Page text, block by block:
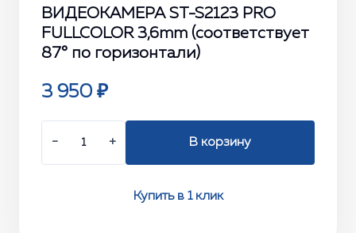
ВИДЕОКАМЕРА ST-S2123 PRO
FULLCOLOR 3,6mm (соответствует
87° по горизонтали)
3 950 ₽
− + В корзину
Купить в 1 клик